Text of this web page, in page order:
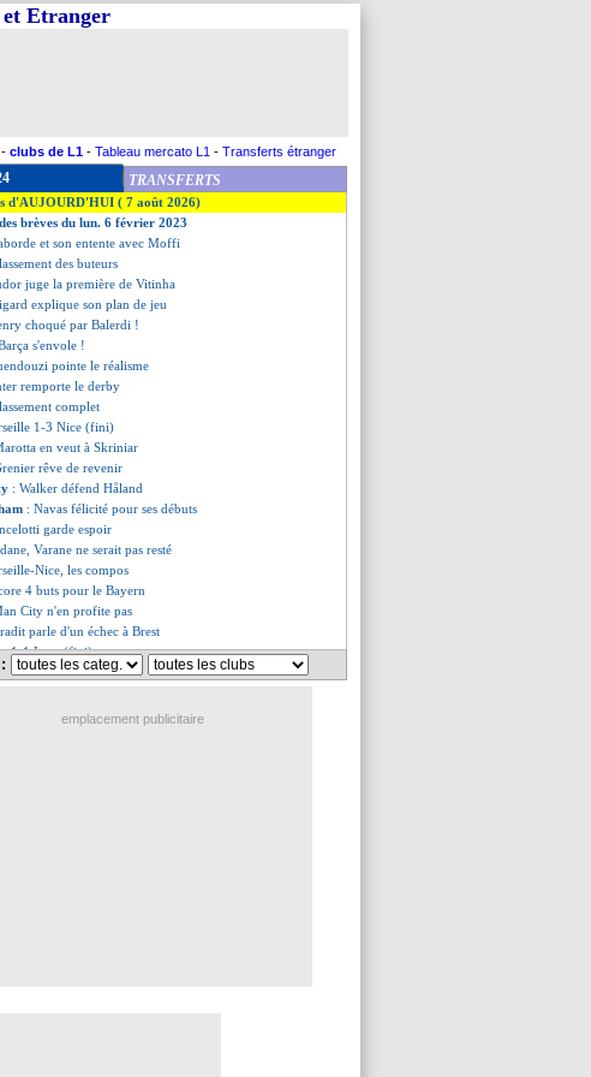
Etranger
- clubs de L1 - Tableau mercato L1 - Transferts étranger
TRANSFERTS
d'AUJOURD'HUI ( 7 août 2026)
brèves du lun. 6 février 2023
et son entente avec Moffi
des buteurs
juge la première de Vitinha
explique son plan de jeu
choqué par Balerdi !
s'envole !
pointe le réalisme
remporte le derby
complet
1-3 Nice (fini)
en veut à Skriniar
rêve de revenir
: Walker défend Håland
: Navas félicité pour ses débuts
garde espoir
Varane ne serait pas resté
Nice, les compos
4 buts pour le Bayern
City n'en profite pas
parle d'un échec à Brest
1-1 Lens (fini)
: Moutoussamy retient l'essentiel
: M. Estève - "on a été zéro"
emplacement publicitaire